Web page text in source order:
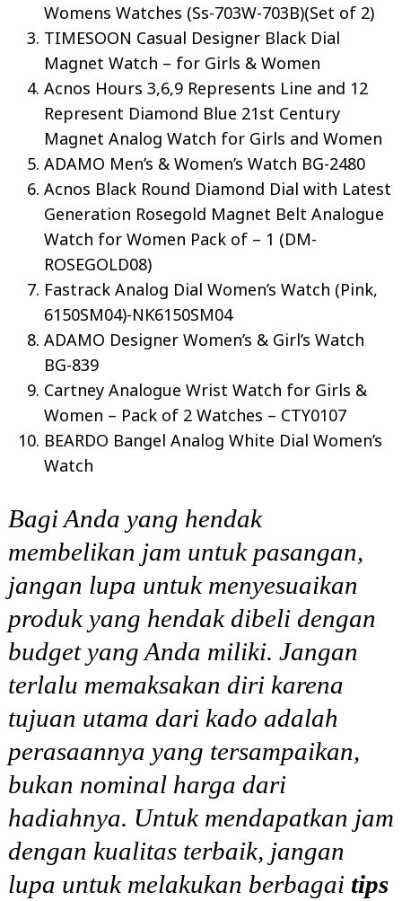
Womens Watches (Ss-703W-703B)(Set of 2)
TIMESOON Casual Designer Black Dial
Magnet Watch – for Girls & Women
Acnos Hours 3,6,9 Represents Line and 12
Represent Diamond Blue 21st Century
Magnet Analog Watch for Girls and Women
ADAMO Men’s & Women’s Watch BG-2480
Acnos Black Round Diamond Dial with Latest
Generation Rosegold Magnet Belt Analogue
Watch for Women Pack of – 1 (DM-
ROSEGOLD08)
Fastrack Analog Dial Women’s Watch (Pink,
6150SM04)-NK6150SM04
ADAMO Designer Women’s & Girl’s Watch
BG-839
Cartney Analogue Wrist Watch for Girls &
Women – Pack of 2 Watches – CTY0107
BEARDO Bangel Analog White Dial Women’s
Watch
Bagi Anda yang hendak
membelikan jam untuk pasangan,
jangan lupa untuk menyesuaikan
produk yang hendak dibeli dengan
budget yang Anda miliki. Jangan
terlalu memaksakan diri karena
tujuan utama dari kado adalah
perasaannya yang tersampaikan,
bukan nominal harga dari
hadiahnya. Untuk mendapatkan jam
dengan kualitas terbaik, jangan
lupa untuk melakukan berbagai tips